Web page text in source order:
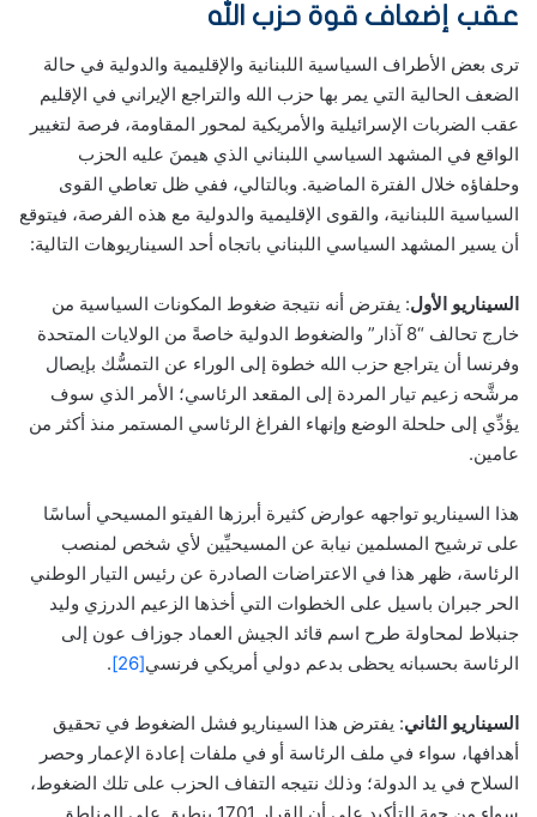
عقب إضعاف قوة حزب الله
ترى بعض الأطراف السياسية اللبنانية والإقليمية والدولية في حالة
الضعف الحالية التي يمر بها حزب الله والتراجع الإيراني في الإقليم
عقب الضربات الإسرائيلية والأمريكية لمحور المقاومة، فرصة لتغيير
الواقع في المشهد السياسي اللبناني الذي هيمنَ عليه الحزب
وحلفاؤه خلال الفترة الماضية. وبالتالي، ففي ظل تعاطي القوى
السياسية اللبنانية، والقوى الإقليمية والدولية مع هذه الفرصة، فيتوقع
أن يسير المشهد السياسي اللبناني باتجاه أحد السيناريوهات التالية:
السيناريو الأول: يفترض أنه نتيجة ضغوط المكونات السياسية من
خارج تحالف “8 آذار” والضغوط الدولية خاصةً من الولايات المتحدة
وفرنسا أن يتراجع حزب الله خطوة إلى الوراء عن التمسُّك بإيصال
مرشَّحه زعيم تيار المردة إلى المقعد الرئاسي؛ الأمر الذي سوف
يؤدِّي إلى حلحلة الوضع وإنهاء الفراغ الرئاسي المستمر منذ أكثر من
عامين.
هذا السيناريو تواجهه عوارض كثيرة أبرزها الفيتو المسيحي أساسًا
على ترشيح المسلمين نيابة عن المسيحيِّين لأي شخص لمنصب
الرئاسة، ظهر هذا في الاعتراضات الصادرة عن رئيس التيار الوطني
الحر جبران باسيل على الخطوات التي أخذها الزعيم الدرزي وليد
جنبلاط لمحاولة طرح اسم قائد الجيش العماد جوزاف عون إلى
الرئاسة بحسبانه يحظى بدعم دولي أمريكي فرنسي[26]
.
السيناريو الثاني: يفترض هذا السيناريو فشل الضغوط في تحقيق
أهدافها، سواء في ملف الرئاسة أو في ملفات إعادة الإعمار وحصر
السلاح في يد الدولة؛ وذلك نتيجه التفاف الحزب على تلك الضغوط،